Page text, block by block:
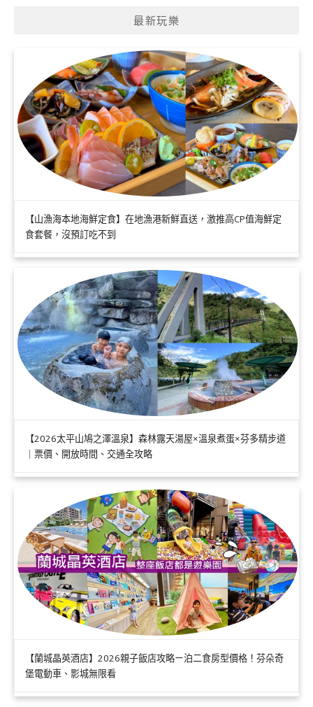
最新玩樂
【山漁海本地海鮮定食】在地漁港新鮮直送，激推高CP值海鮮定
食套餐，沒預訂吃不到
【2026太平山鳩之澤溫泉】森林露天湯屋×溫泉煮蛋×芬多精步道
｜票價、開放時間、交通全攻略
【蘭城晶英酒店】2026親子飯店攻略ㄧ泊二食房型價格！芬朵奇
堡電動車、影城無限看